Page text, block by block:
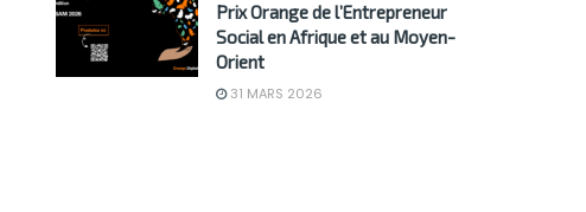
Prix Orange de l’Entrepreneur
Social en Afrique et au Moyen-
Orient
31 MARS 2026